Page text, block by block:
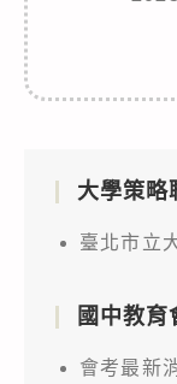
大學策略
臺北市立
國中教育
會考最新